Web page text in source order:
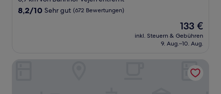
Unterkunft
8.2
Bewertungen)
8,2/10 Sehr gut (672 Bewertungen)
Der
Preis
beträgt
133 €
inkl. Steuern & Gebühren
9. Aug.–10. Aug.